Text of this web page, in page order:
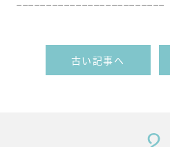
古い記事へ